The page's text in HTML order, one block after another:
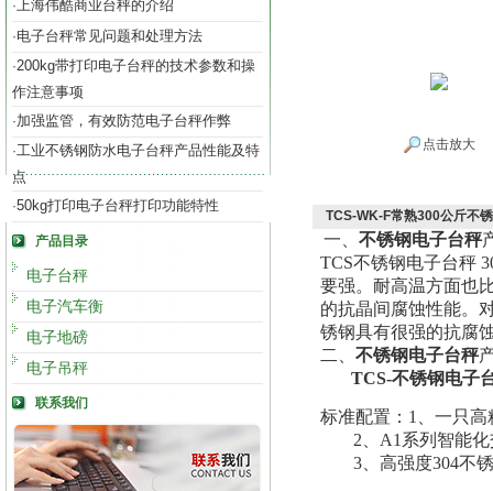
·上海伟酷商业台秤的介绍
·电子台秤常见问题和处理方法
·200kg带打印电子台秤的技术参数和操
作注意事项
·加强监管，有效防范电子台秤作弊
·工业不锈钢防水电子台秤产品性能及特
点
·50kg打印电子台秤打印功能特性
产品目录
电子台秤
电子汽车衡
电子地磅
电子吊秤
联系我们
点击放大
TCS-WK-F常熟300公斤不
一、 不锈钢电子台秤
TCS不锈钢电子台秤
要强。耐高温方面也
的抗晶间腐蚀性能。
锈钢具有很强的抗腐
二、 不锈钢电子台秤
TCS-不锈钢电子
标准配置：1、一只
2 、A1系列智能
3 、高强度304不